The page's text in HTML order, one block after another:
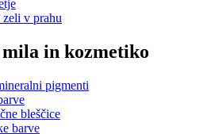
zeli v prahu
in kozmetiko
pigmenti
bleščice
barve